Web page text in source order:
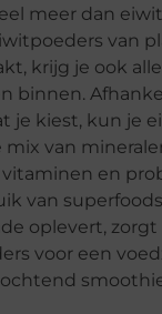
meer dan
van
krijg je ook
binnen.
je kiest, kun je
van
en
van
oplevert,
voor een